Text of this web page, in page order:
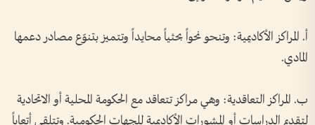
أ. المراكز الأكاديمية: وتنحو نحواً بحثياً محايداً وتتميز بتنوّع مصادر دعمها
المادي.
ب. المراكز التعاقدية: وهي مراكز تتعاقد مع الحكومة المحلية أو الاتحادية
لتقديم الدراسات أو المشورات الأكاديمية للجهات الحكومية. وتتلقى أتعاباً